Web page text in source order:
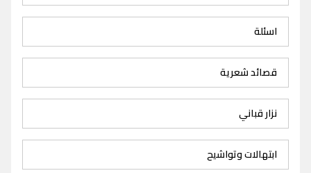
اسئلة
قصائد شعرية
نزار قباني
ابتهالات وتواشيح